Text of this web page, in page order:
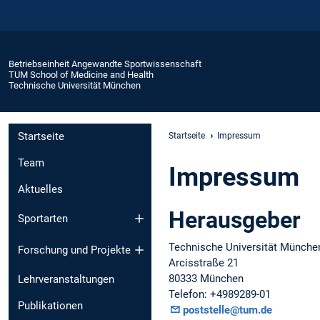
Betriebseinheit Angewandte Sportwissenschaft
TUM School of Medicine and Health
Technische Universität München
Startseite
Team
Aktuelles
Sportarten
Forschung und Projekte
Lehrveranstaltungen
Publikationen
Startseite Impressum
Impressum
Herausgeber
Technische Universität
Arcisstraße 21
80333 München
Telefon: +4989289-01
poststelle@tum.de